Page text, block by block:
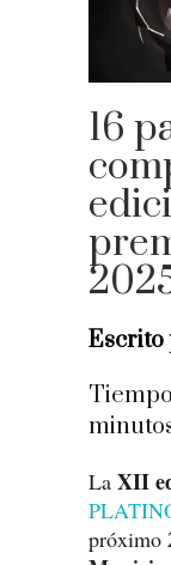
16
Escrito
La XII
próximo